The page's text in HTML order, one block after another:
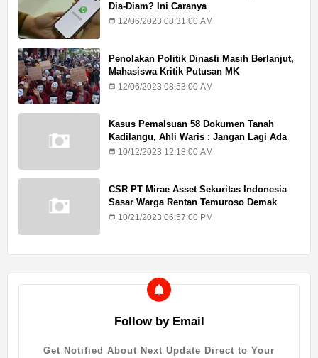
Dia-Diam? Ini Caranya
12/06/2023 08:31:00 AM
Penolakan Politik Dinasti Masih Berlanjut,
Mahasiswa Kritik Putusan MK
12/06/2023 08:53:00 AM
Kasus Pemalsuan 58 Dokumen Tanah
Kadilangu, Ahli Waris : Jangan Lagi Ada
Penundaan Hukuman
10/12/2023 12:18:00 AM
CSR PT Mirae Asset Sekuritas Indonesia
Sasar Warga Rentan Temuroso Demak
10/21/2023 06:57:00 PM
Follow by Email
Get Notified About Next Update Direct to Your